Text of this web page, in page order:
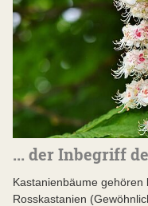
... der Inbegriff
Kastanienbäume
Rosskastanien